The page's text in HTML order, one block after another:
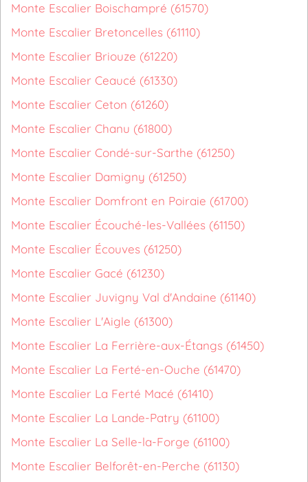
Monte Escalier Boischampré (61570)
Monte Escalier Bretoncelles (61110)
Monte Escalier Briouze (61220)
Monte Escalier Ceaucé (61330)
Monte Escalier Ceton (61260)
Monte Escalier Chanu (61800)
Monte Escalier Condé-sur-Sarthe (61250)
Monte Escalier Damigny (61250)
Monte Escalier Domfront en Poiraie (61700)
Monte Escalier Écouché-les-Vallées (61150)
Monte Escalier Écouves (61250)
Monte Escalier Gacé (61230)
Monte Escalier Juvigny Val d'Andaine (61140)
Monte Escalier L'Aigle (61300)
Monte Escalier La Ferrière-aux-Étangs (61450)
Monte Escalier La Ferté-en-Ouche (61470)
Monte Escalier La Ferté Macé (61410)
Monte Escalier La Lande-Patry (61100)
Monte Escalier La Selle-la-Forge (61100)
Monte Escalier Belforêt-en-Perche (61130)